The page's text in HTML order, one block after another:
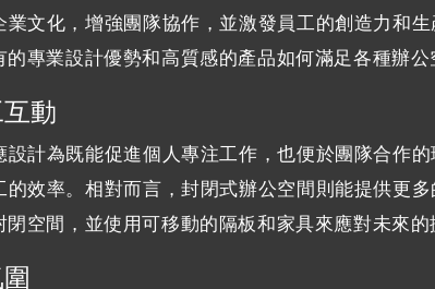
文化，增強團隊協作，並激發員工的創造力和
專業設計優勢和高質感的產品如何滿足各種辦
動
計為既能促進個人專注工作，也便於團隊合作
效率。相對而言，封閉式辦公空間則能提供更
空間，並使用可移動的隔板和家具來應對未來